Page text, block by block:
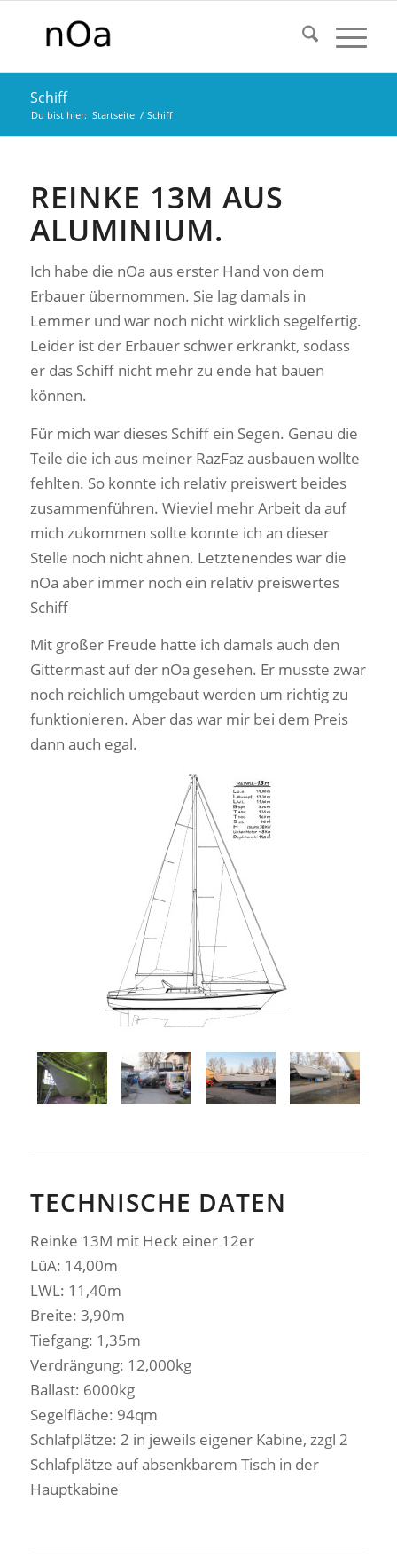
Schiff
Du bist hier: Startseite / Schiff
REINKE 13M AUS
ALUMINIUM.
Ich habe die nOa aus erster Hand von dem
Erbauer übernommen. Sie lag damals in
Lemmer und war noch nicht wirklich segelfertig.
Leider ist der Erbauer schwer erkrankt, sodass
er das Schiff nicht mehr zu ende hat bauen
können.
Für mich war dieses Schiff ein Segen. Genau die
Teile die ich aus meiner RazFaz ausbauen wollte
fehlten. So konnte ich relativ preiswert beides
zusammenführen. Wieviel mehr Arbeit da auf
mich zukommen sollte konnte ich an dieser
Stelle noch nicht ahnen. Letztenendes war die
nOa aber immer noch ein relativ preiswertes
Schiff
Mit großer Freude hatte ich damals auch den
Gittermast auf der nOa gesehen. Er musste zwar
noch reichlich umgebaut werden um richtig zu
funktionieren. Aber das war mir bei dem Preis
dann auch egal.
TECHNISCHE DATEN
Reinke 13M mit Heck einer 12er
LüA: 14,00m
LWL: 11,40m
Breite: 3,90m
Tiefgang: 1,35m
Verdrängung: 12,000kg
Ballast: 6000kg
Segelfläche: 94qm
Schlafplätze: 2 in jeweils eigener Kabine, zzgl 2
Schlafplätze auf absenkbarem Tisch in der
Hauptkabine